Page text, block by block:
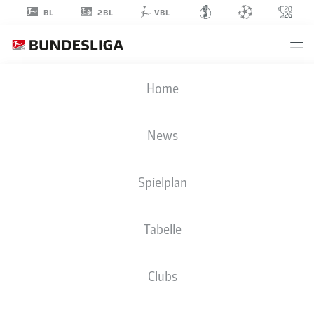
BL 2BL VBL
Home
News
Spielplan
Tabelle
Clubs